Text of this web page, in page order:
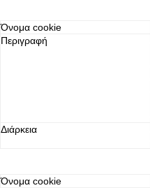
Όνομα cookie
Περιγραφή
Διάρκεια
Όνομα cookie